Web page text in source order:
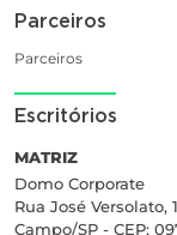
Parceiros
Parceiros
Escritórios
MATRIZ
Domo Corporate
Rua José Versolato,
Campo/SP - CEP: